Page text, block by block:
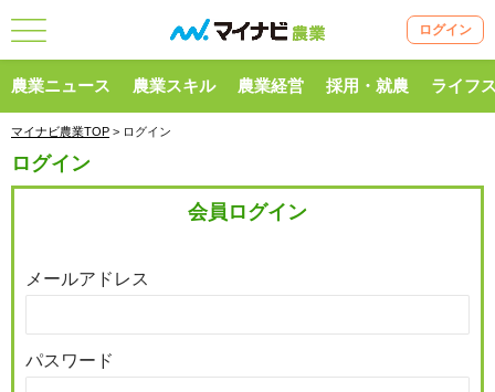
ログイン
農業ニュース 農業スキル 農業経営 採用・就農 ライフ
マイナビ農業TOP > ログイン
ログイン
会員ログイン
メールアドレス
パスワード